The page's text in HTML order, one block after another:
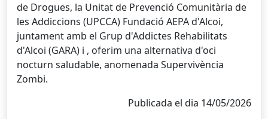
de Drogues, la Unitat de Prevenció Comunitària de
les Addiccions (UPCCA) Fundació AEPA d'Alcoi,
juntament amb el Grup d'Addictes Rehabilitats
d'Alcoi (GARA) i , oferim una alternativa d'oci
nocturn saludable, anomenada Supervivència
Zombi.
Publicada el dia 14/05/2026